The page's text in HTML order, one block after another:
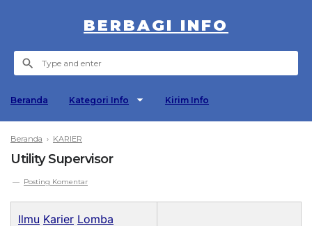
BERBAGI INFO
Beranda Kategori Info Kirim Info
Beranda › KARIER
Utility Supervisor
Posting Komentar
Ilmu Karier Lomba